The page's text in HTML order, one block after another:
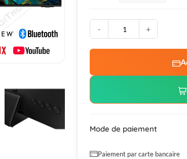
- +
Mode de paiement
Paiement par carte bancaire